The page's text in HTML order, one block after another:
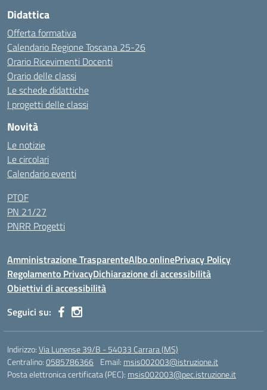
Didattica
Offerta formativa
Calendario Regione Toscana 25-26
Orario Ricevimenti Docenti
Orario delle classi
Le schede didattiche
I progetti delle classi
Novità
Le notizie
Le circolari
Calendario eventi
PTOF
PN 21/27
PNRR Progetti
Amministrazione TrasparenteAlbo onlinePrivacy Policy
Regolamento PrivacyDichiarazione di accessibilità
Obiettivi di accessibilità
Seguici su:
Indirizzo:Via Lunense 39/B - 54033 Carrara (MS)
Centralino:0585786366 Email: msis002003@istruzione.it
Posta elettronica certificata (PEC): msis002003@pec.istruzione.it